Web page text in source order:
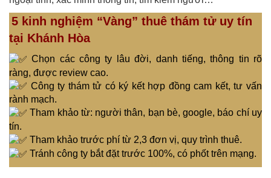
5 kinh nghiệm “Vàng” thuê thám tử uy tín
tại Khánh Hòa
Chọn các công ty lâu đời, danh tiếng, thông tin rõ
ràng, được review cao.
Công ty thám tử có ký kết hợp đồng cam kết, tư vấn
rành mạch.
Tham khảo từ: người thân, bạn bè, google, báo chí uy
tín.
Tham khảo trước phí từ 2,3 đơn vị, quy trình thuê.
Tránh công ty bắt đặt trước 100%, có phốt trên mạng.